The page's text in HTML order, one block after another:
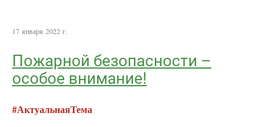
17 января 2022 г.
Пожарной безопасности –
особое внимание!
#АктуальнаяТема